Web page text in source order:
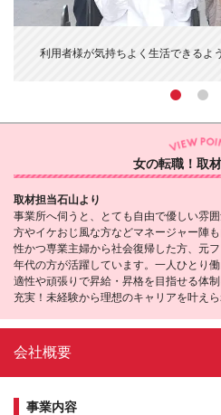
利用者様が気持ちよく生活できるよ
女の転職！取
取材担当石山より
事業所へ伺うと、とても自由で優しい雰
方やイケおじ風な方などマネージャー陣
性かつ専業主婦から社会復帰した方、元
年代の方が活躍しています。一人ひとり
適性や頑張りで昇給・昇格を目指せる体
充実！未経験から理想のキャリアを叶え
会社概要
事業内容